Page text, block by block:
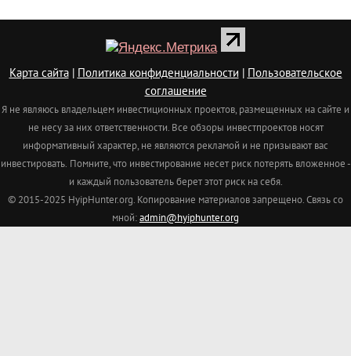
Карта сайта| Политика конфиденциальности | Пользовательское
соглашение
Я не являюсь владельцем инвестиционных проектов, размещенных на сайте и
не несу за них ответственности. Все обзоры инвестпроектов носят
информативный характер, не являются рекламой и не призывают вас
инвестировать. Помните, что инвестирование несет риск потерять вложенное -
и каждый пользователь берет этот риск на себя.
© 2015-2025 HyipHunter.org. Копирование материалов запрещено. Связь со
мной:admin@hyiphunter.org